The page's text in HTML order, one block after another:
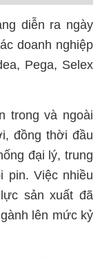
diễn ra ngày
doanh nghiệp
Pega, Selex
trong và ngoài
đồng thời đầu
đại lý, trung
pin. Việc nhiều
sản xuất đã
lên mức kỷ